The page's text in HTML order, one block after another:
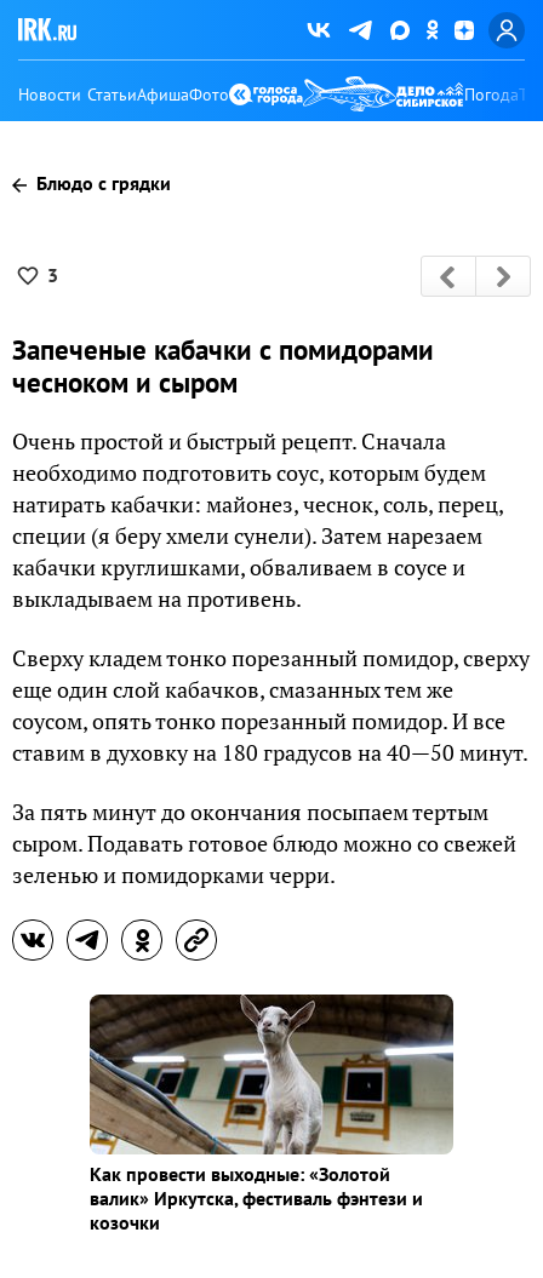
Новости СтатьиАфишаФото Погода
Блюдо с грядки
3
Запеченые кабачки с помидорами
чесноком и сыром
Очень простой и быстрый рецепт. Сначала
необходимо подготовить соус, которым будем
натирать кабачки: майонез, чеснок, соль, перец,
специи (я беру хмели сунели). Затем нарезаем
кабачки круглишками, обваливаем в соусе и
выкладываем на противень.
Сверху кладем тонко порезанный помидор, сверху
еще один слой кабачков, смазанных тем же
соусом, опять тонко порезанный помидор. И все
ставим в духовку на 180 градусов на 40—50 минут.
За пять минут до окончания посыпаем тертым
сыром. Подавать готовое блюдо можно со свежей
зеленью и помидорками черри.
Как провести выходные: «Золотой
валик» Иркутска, фестиваль фэнтези и
козочки